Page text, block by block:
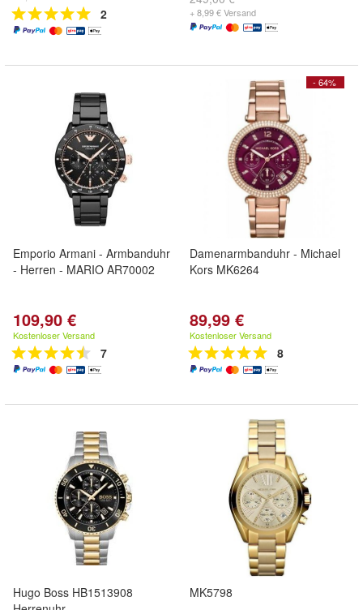
2 + 8,99 € Versand
Emporio Armani - Armbanduhr
- Herren - MARIO AR70002
109,90 €
Kostenloser Versand
7
- 64%
Damenarmbanduhr - Michael
Kors MK6264
89,99 €
Kostenloser Versand
8
Hugo Boss HB1513908
MK5798